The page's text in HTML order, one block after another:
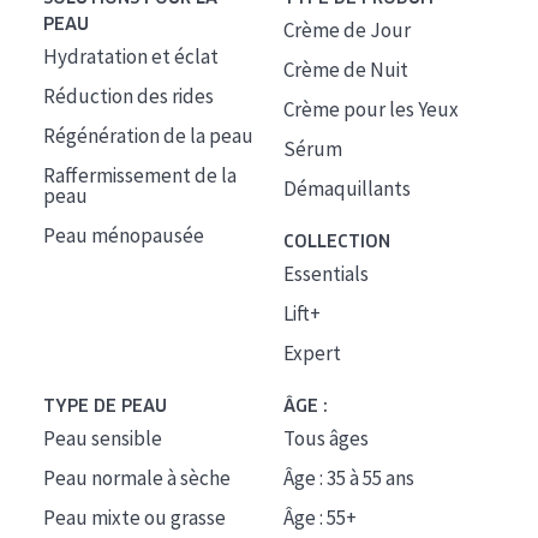
PEAU
Hydratation et éclat
Réduction des rides
Régénération de la peau
Raffermissement de la
peau
Peau ménopausée
Crème de Jour
Crème de Nuit
Crème pour les Yeux
Sérum
Démaquillants
COLLECTION
Essentials
Lift+
Expert
TYPE DE PEAU
Peau sensible
Peau normale à sèche
Peau mixte ou grasse
ÂGE :
Tous âges
Âge : 35 à 55 ans
Âge : 55+